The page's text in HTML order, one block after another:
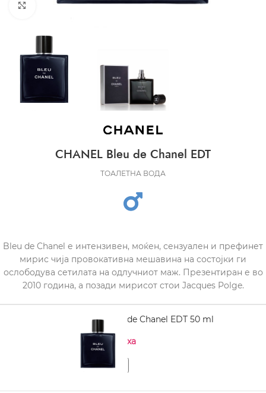
CLICK TO ENLARGE
CHANEL Bleu de Chanel EDT
ТОАЛЕТНА ВОДА
Bleu de Chanel е интензивен, моќен, сензуален и префинет
мирис чија провокативна мешавина на состојки ги
ослободува сетилата на одлучниот маж. Презентиран е во
2010 година, а позади мирисот стои Jacques Polge.
CHANEL Bleu de Chanel EDT 50 ml
Нема на залиха